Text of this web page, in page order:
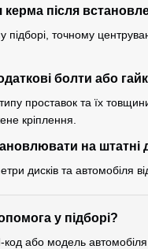
керма після
точному
болти або
проставок та їх
кріплення.
на штатні
дисків та автомобіля
у підборі?
код або модель